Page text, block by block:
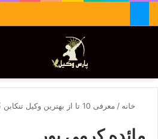
تغییر پوسته
خانه / معرفی 10 تا از بهترین وکیل تنکابن 🥇【آپدیت جدید】⚖️